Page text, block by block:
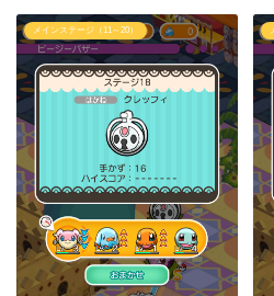
メインステージ（11～20）